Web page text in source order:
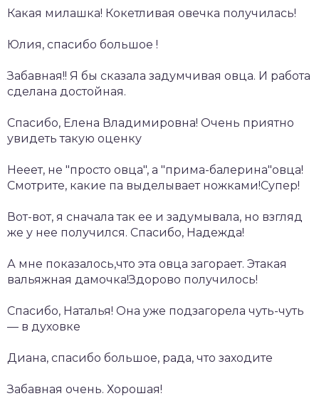
Какая милашка! Кокетливая овечка получилась!
Юлия, спасибо большое !
Забавная!! Я бы сказала задумчивая овца. И работа
сделана достойная.
Спасибо, Елена Владимировна! Очень приятно
увидеть такую оценку
Нееет, не "просто овца", а "прима-балерина"овца!
Смотрите, какие па выделывает ножками!Супер!
Вот-вот, я сначала так ее и задумывала, но взгляд
же у нее получился. Спасибо, Надежда!
А мне показалось,что эта овца загорает. Этакая
вальяжная дамочка!Здорово получилось!
Спасибо, Наталья! Она уже подзагорела чуть-чуть
— в духовке
Диана, спасибо большое, рада, что заходите
Забавная очень. Хорошая!